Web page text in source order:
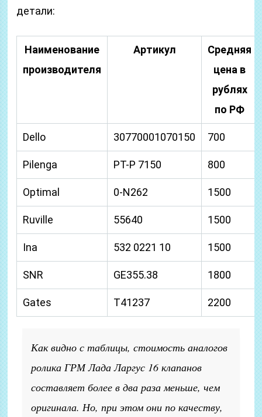
детали:
Наименование
производителя
Артикул
Средняя
цена в
рублях
по РФ
Dello 30770001070150 700
Pilenga PT-P 7150 800
Optimal 0-N262 1500
Ruville 55640 1500
Ina 532 0221 10 1500
SNR GE355.38 1800
Gates T41237 2200
Как видно с таблицы, стоимость аналогов
ролика ГРМ Лада Ларгус 16 клапанов
составляет более в два раза меньше, чем
оригинала. Но, при этом они по качеству,